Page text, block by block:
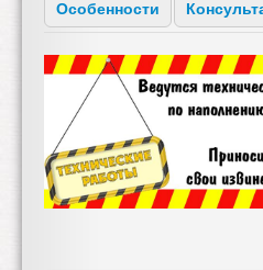
Особенности